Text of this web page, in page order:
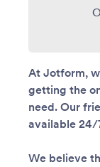
At Jotform,
getting the
need. Our
available 24/
We believe